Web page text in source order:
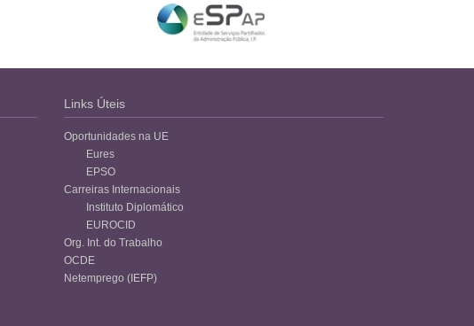
Links Úteis
Oportunidades na UE
Eures
EPSO
Carreiras Internacionais
Instituto Diplomático
EUROCID
Org. Int. do Trabalho
OCDE
Netemprego (IEFP)